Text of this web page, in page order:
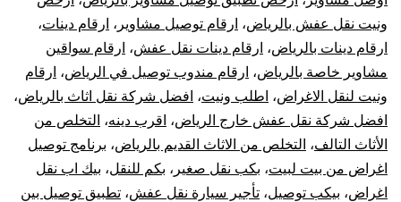
البضائع
الأغراض
داخل
و
خارج
ونيت نقل عفش بالرياض، ارقام توصيل مشاوير ، ارقام دينات،
ارقام دينات بالرياض، ارقام دينات نقل عفش، ارقام سواقين
مشاوير خاصة بالرياض، ارقام مندوب توصيل في الرياض، ارقام
ونيت لنقل الاغراض، اطلب ونيت، افضل شركة نقل اثاث بالرياض،
افضل شركة نقل عفش خارج الرياض، اقرب دينه، التخلص من
الأثاث التالف، التخلص من الاثاث القديم بالرياض، برنامج توصيل
اغراض من بيت لبيت، بكب نقل صغير ، بكم للنقل، بيك اب نقل
اغراض، بيكب توصيل، تأجير سيارة نقل عفش، تطبيق توصيل بين